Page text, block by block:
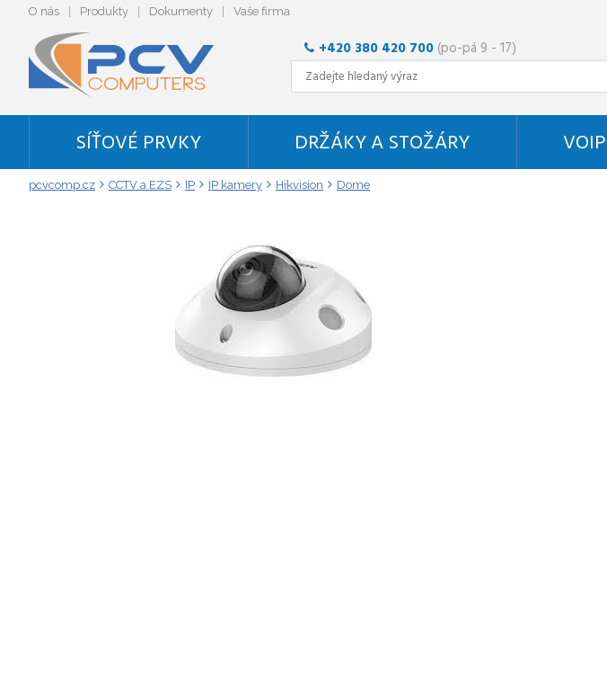
O nás Produkty Dokumenty Vaše firma
+420 380 420 700 (po-pá 9 - 17)
SÍŤOVÉ PRVKY DRŽÁKY A STOŽÁRY VOIP
pcvcomp.cz CCTV a EZS IP IP kamery Hikvision Dome